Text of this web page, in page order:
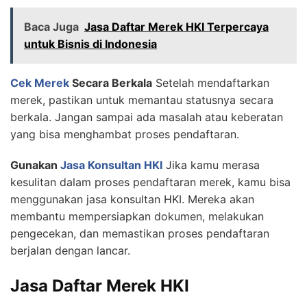
Baca Juga Jasa Daftar Merek HKI Terpercaya
untuk Bisnis di Indonesia
Cek Merek Secara Berkala Setelah mendaftarkan
merek, pastikan untuk memantau statusnya secara
berkala. Jangan sampai ada masalah atau keberatan
yang bisa menghambat proses pendaftaran.
Gunakan Jasa Konsultan HKI Jika kamu merasa
kesulitan dalam proses pendaftaran merek, kamu bisa
menggunakan jasa konsultan HKI. Mereka akan
membantu mempersiapkan dokumen, melakukan
pengecekan, dan memastikan proses pendaftaran
berjalan dengan lancar.
Jasa Daftar Merek HKI